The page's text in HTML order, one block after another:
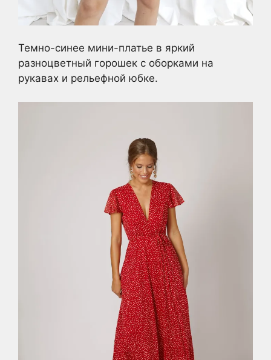
Темно-синее мини-платье в яркий
разноцветный горошек с оборками на
рукавах и рельефной юбке.